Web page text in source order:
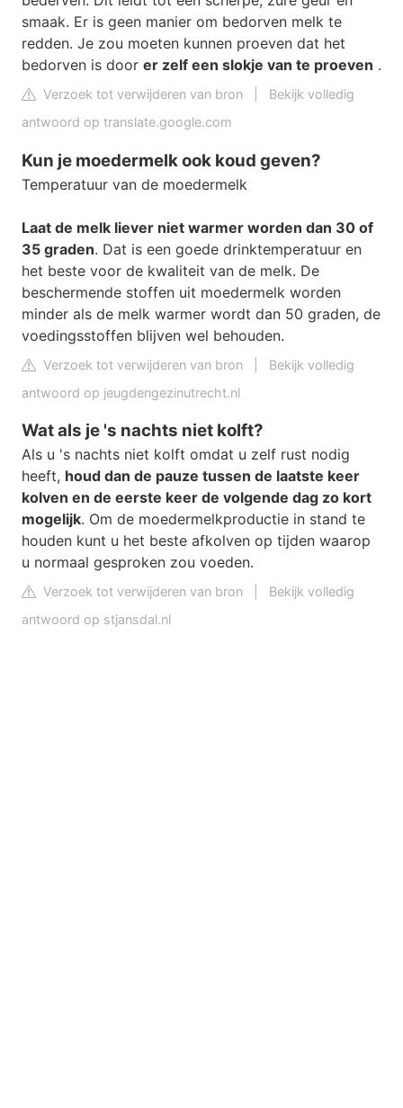
smaak. Er is geen manier om bedorven melk te
redden. Je zou moeten kunnen proeven dat het
bedorven is door er zelf een slokje van te proeven .
Verzoek tot verwijderen van bron
Bekijk volledig
antwoord op translate.google.com
Kun je moedermelk ook koud geven?
Temperatuur van de moedermelk
Laat de melk liever niet warmer worden dan 30 of
35 graden. Dat is een goede drinktemperatuur en
het beste voor de kwaliteit van de melk. De
beschermende stoffen uit moedermelk worden
minder als de melk warmer wordt dan 50 graden, de
voedingsstoffen blijven wel behouden.
Verzoek tot verwijderen van bron
Bekijk volledig
antwoord op jeugdengezinutrecht.nl
Wat als je 's nachts niet kolft?
Als u 's nachts niet kolft omdat u zelf rust nodig
heeft, houd dan de pauze tussen de laatste keer
kolven en de eerste keer de volgende dag zo kort
mogelijk. Om de moedermelkproductie in stand te
houden kunt u het beste afkolven op tijden waarop
u normaal gesproken zou voeden.
Verzoek tot verwijderen van bron
Bekijk volledig
antwoord op stjansdal.nl